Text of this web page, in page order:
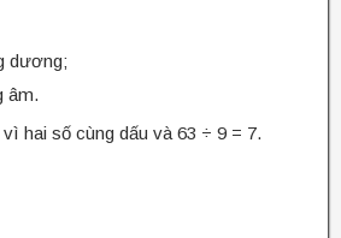
dương;
âm.
hai số cùng dấu và 63 ÷ 9 = 7.